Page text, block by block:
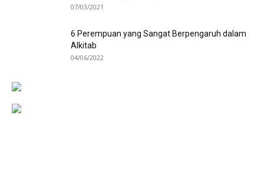
07/03/2021
6 Perempuan yang Sangat Berpengaruh dalam
Alkitab
04/06/2022